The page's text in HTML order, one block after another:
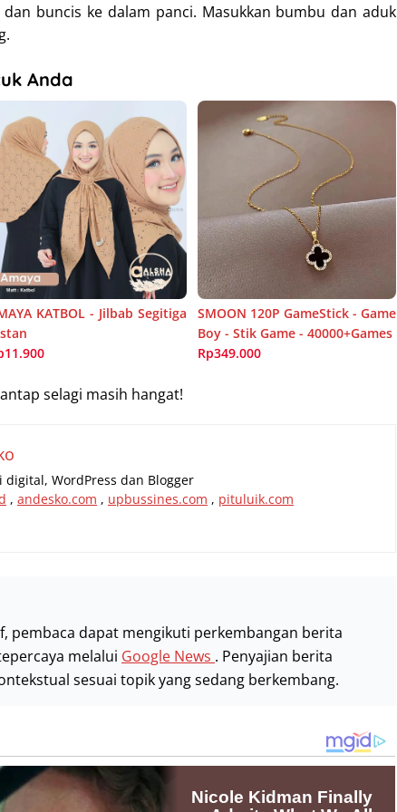
buncis ke dalam panci. Masukkan bumbu dan aduk
Anda
KATBOL - Jilbab Segitiga
SMOON 120P GameStick - Game
Boy - Stik Game - 40000+Games
Rp349.000
selagi masih hangat!
digital, WordPress dan Blogger
, andesko.com , upbussines.com , pituluik.com
pembaca dapat mengikuti perkembangan berita
melalui Google News . Penyajian berita
sesuai topik yang sedang berkembang.